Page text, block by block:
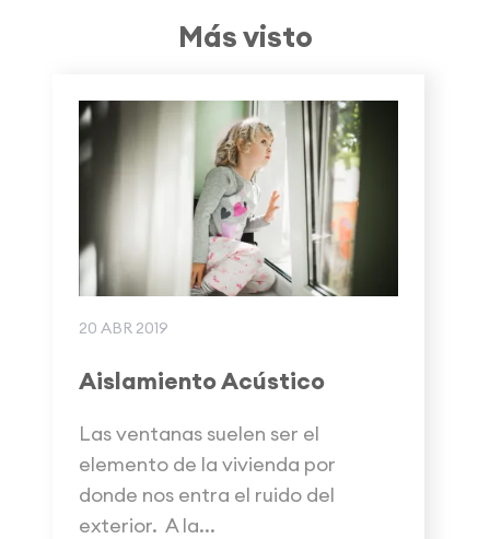
Más visto
20 ABR 2019
Aislamiento Acústico
Las ventanas suelen ser el
elemento de la vivienda por
donde nos entra el ruido del
exterior. A la...